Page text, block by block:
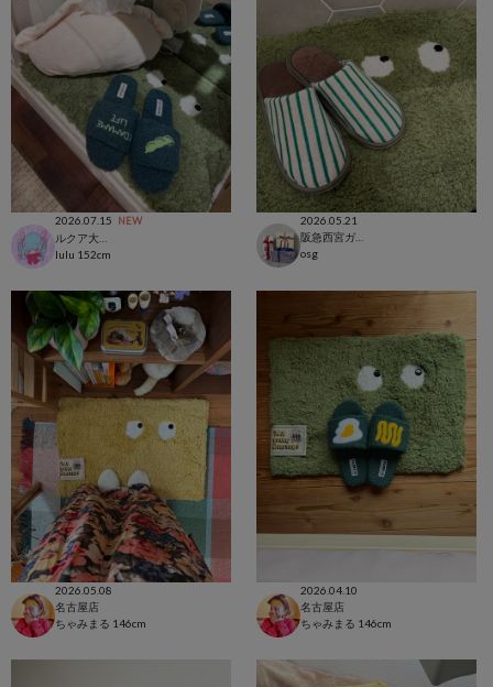
2026.07.15 NEW
lulu 152cm
2026.05.21
阪急西宮ガーデンズ店
osg
2026.05.08
名古屋店
ちゃみまる 146cm
2026.04.10
名古屋店
ちゃみまる 146cm